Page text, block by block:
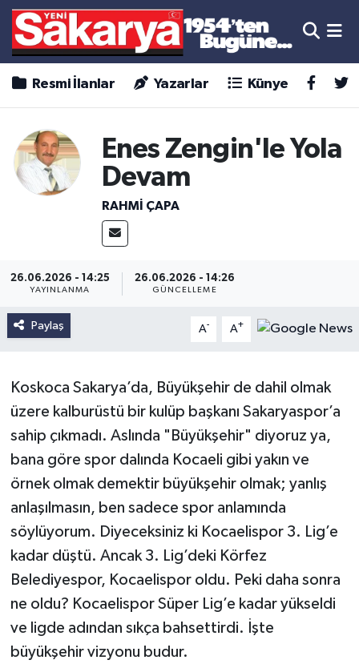
Resmi İlanlar Yazarlar Künye
Enes Zengin'le Yola
Devam
RAHMİ ÇAPA
26.06.2026 - 14:25
YAYINLANMA
26.06.2026 - 14:26
GÜNCELLEME
Paylaş A- A+
Koskoca Sakarya’da, Büyükşehir de dahil olmak
üzere kalburüstü bir kulüp başkanı Sakaryaspor’a
sahip çıkmadı. Aslında "Büyükşehir" diyoruz ya,
bana göre spor dalında Kocaeli gibi yakın ve
örnek olmak demektir büyükşehir olmak; yanlış
anlaşılmasın, ben sadece spor anlamında
söylüyorum. Diyeceksiniz ki Kocaelispor 3. Lig’e
kadar düştü. Ancak 3. Lig’deki Körfez
Belediyespor, Kocaelispor oldu. Peki daha sonra
ne oldu? Kocaelispor Süper Lig’e kadar yükseldi
ve ligde adından sıkça bahsettirdi. İşte
büyükşehir vizyonu budur.